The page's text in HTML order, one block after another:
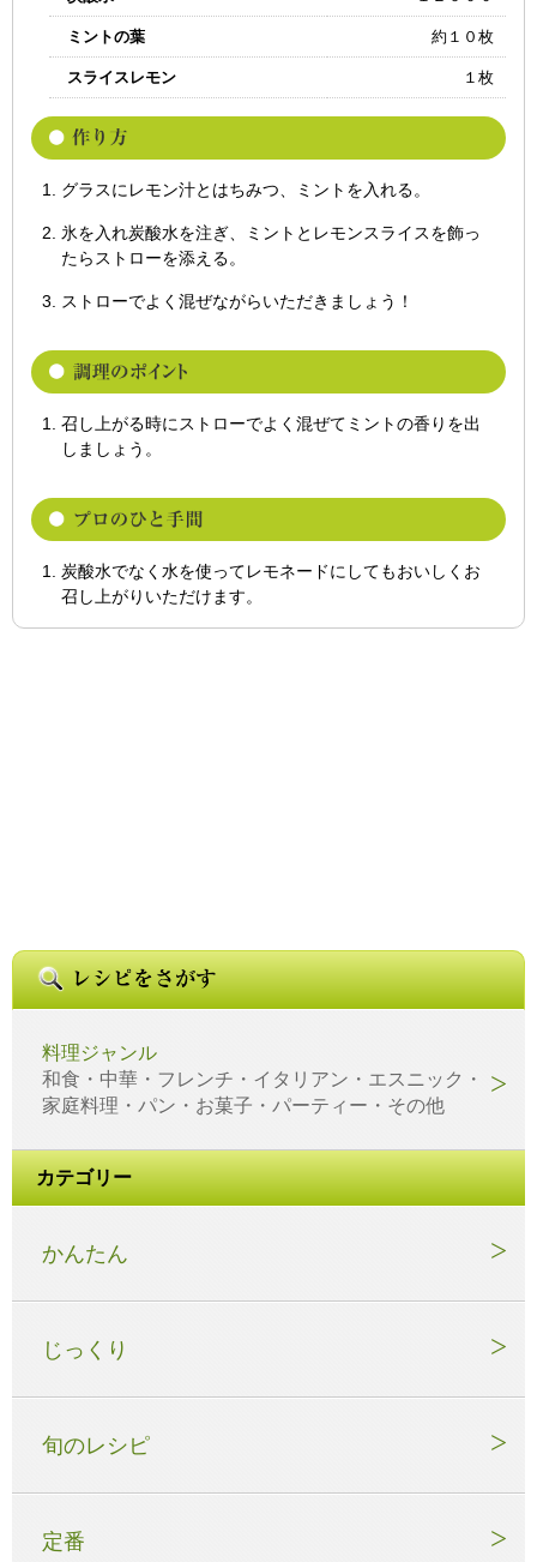
ミントの葉 約１０枚
スライスレモン １枚
グラスにレモン汁とはちみつ、ミントを入れる。
氷を入れ炭酸水を注ぎ、ミントとレモンスライスを飾っ
たらストローを添える。
ストローでよく混ぜながらいただきましょう！
召し上がる時にストローでよく混ぜてミントの香りを出
しましょう。
炭酸水でなく水を使ってレモネードにしてもおいしくお
召し上がりいただけます。
料理ジャンル
和食・中華・フレンチ・イタリアン・エスニック・
家庭料理・パン・お菓子・パーティー・その他
カテゴリー
かんたん
じっくり
旬のレシピ
定番